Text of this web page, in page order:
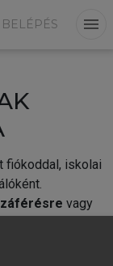
BELÉPÉS menu
fiókoddal, iskolai
vagy